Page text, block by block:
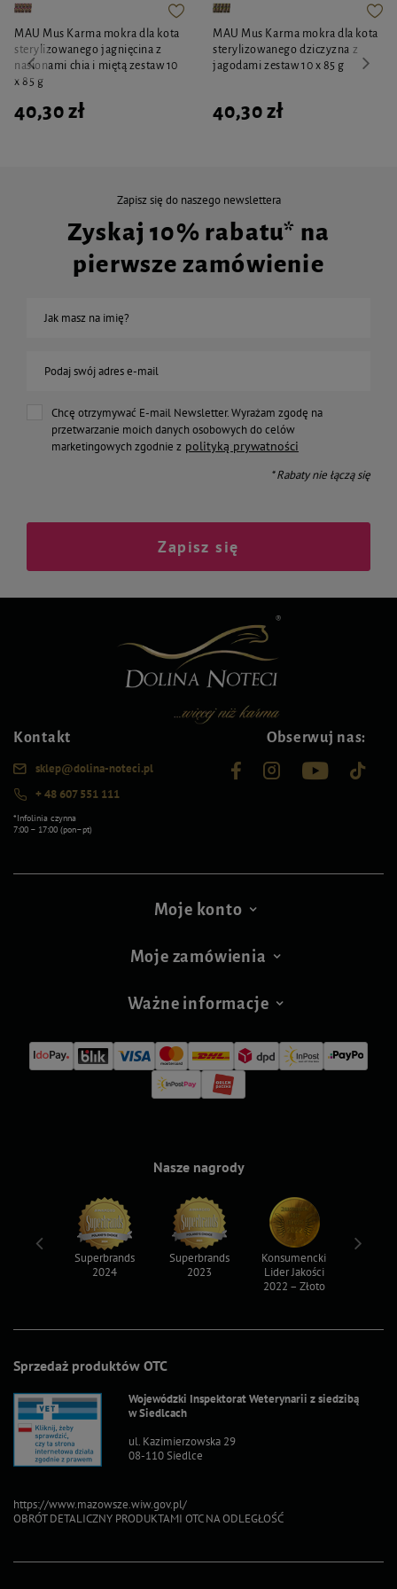
MAU Mus Karma mokra dla kota
sterylizowanego jagnięcina z
nasionami chia i miętą zestaw 10
x 85 g
40,30 zł
MAU Mus Karma mokra dla kota
sterylizowanego dziczyzna z
jagodami zestaw 10 x 85 g
40,30 zł
Zapisz się do naszego newslettera
Zyskaj 10% rabatu* na
pierwsze zamówienie
Jak masz na imię?
Podaj swój adres e-mail
Chcę otrzymywać E-mail Newsletter. Wyrażam zgodę na
przetwarzanie moich danych osobowych do celów
marketingowych zgodnie z polityką prywatności
* Rabaty nie łączą się
Zapisz się
Kontakt
sklep@dolina-noteci.pl
+ 48 607 551 111
*Infolinia czynna
7:00 – 17:00 (pon–pt)
Obserwuj nas:
Moje konto
Moje zamówienia
Ważne informacje
Sprzedaż produktów OTC
Wojewódzki Inspektorat Weterynarii z siedzibą
w Siedlcach
ul. Kazimierzowska 29
08-110 Siedlce
https://www.mazowsze.wiw.gov.pl/
OBRÓT DETALICZNY PRODUKTAMI OTC NA ODLEGŁOŚĆ
Nasze nagrody
Superbrands
2024
Superbrands
2023
Konsumencki
Lider Jakości
2022 – Złoto